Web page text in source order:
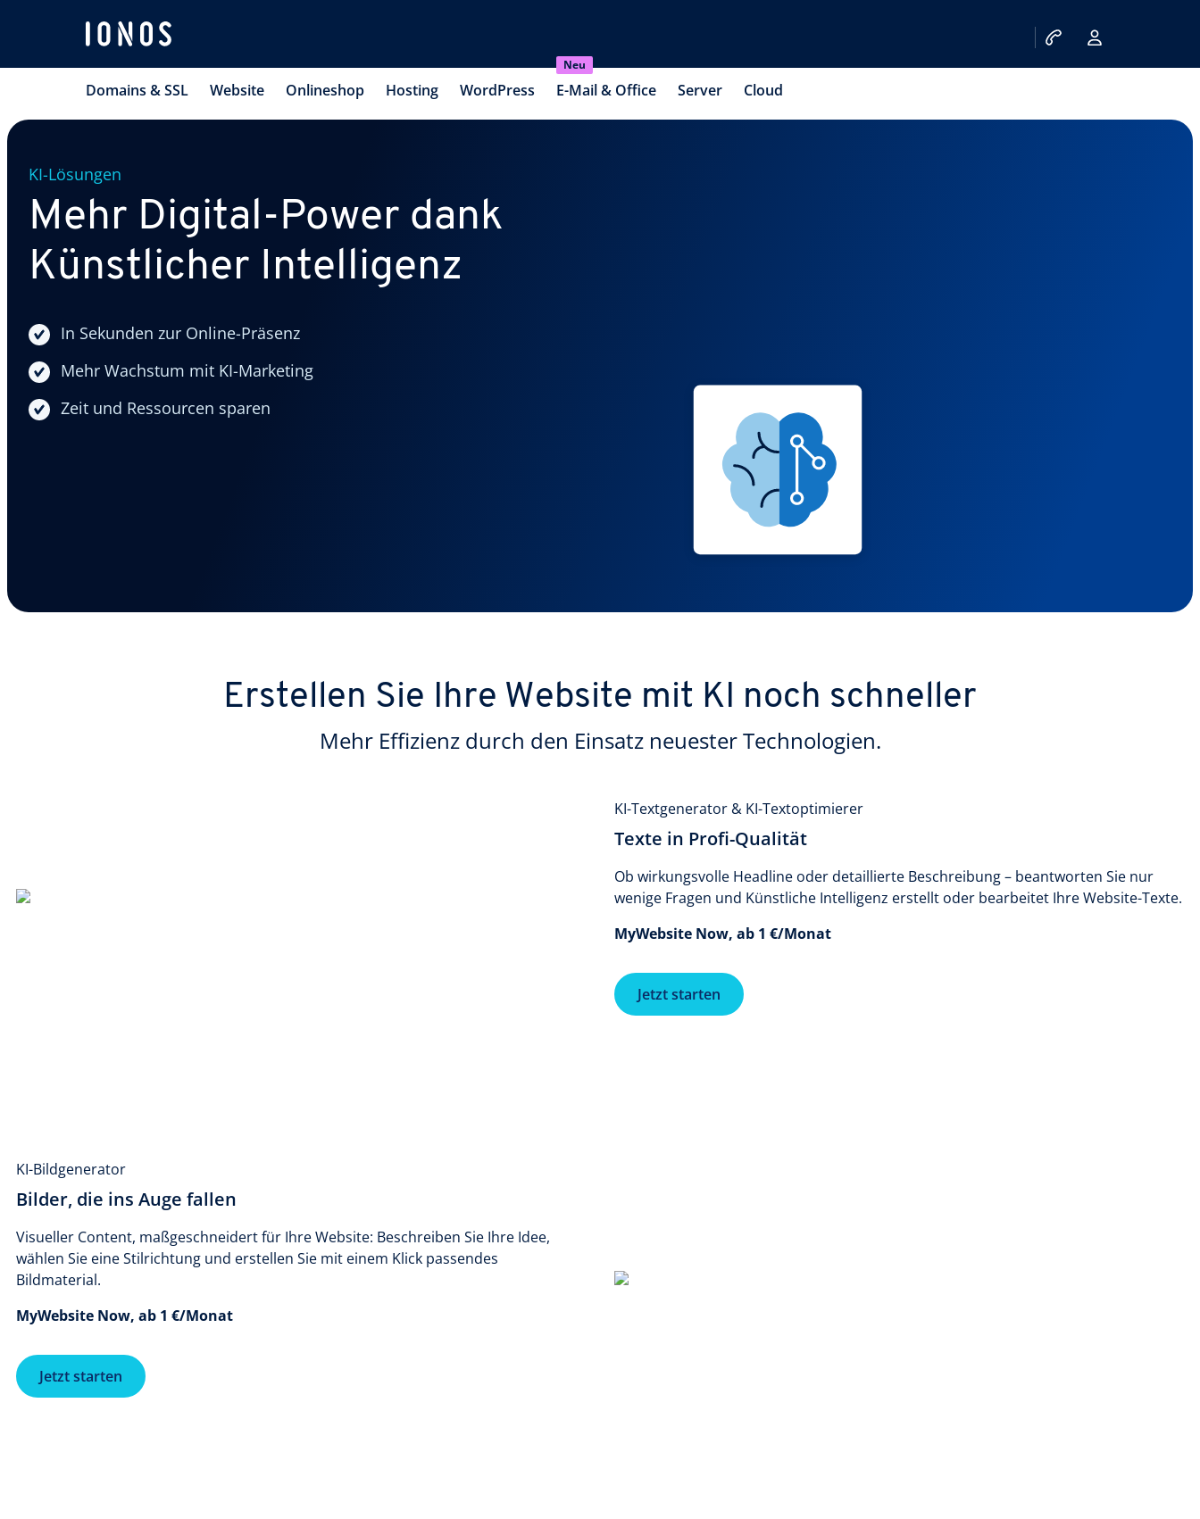
Domains & SSL Website Onlineshop Hosting WordPress
Neu
E-Mail & Office Server Cloud
KI-Lösungen
Mehr Digital-Power dank
Künstlicher Intelligenz
In Sekunden zur Online-Präsenz
Mehr Wachstum mit KI-Marketing
Zeit und Ressourcen sparen
Erstellen Sie Ihre Website mit KI noch schneller
Mehr Effizienz durch den Einsatz neuester Technologien.
KI-Textgenerator & KI-Textoptimierer
Texte in Profi-Qualität
Ob wirkungsvolle Headline oder detaillierte Beschreibung – beantworten Sie nur
wenige Fragen und Künstliche Intelligenz erstellt oder bearbeitet Ihre Website-Texte.
MyWebsite Now, ab 1 €/Monat
Jetzt starten
KI-Bildgenerator
Bilder, die ins Auge fallen
Visueller Content, maßgeschneidert für Ihre Website: Beschreiben Sie Ihre Idee,
wählen Sie eine Stilrichtung und erstellen Sie mit einem Klick passendes
Bildmaterial.
MyWebsite Now, ab 1 €/Monat
Jetzt starten